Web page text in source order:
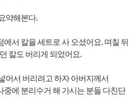
약해본다.
서 칼을 세트로 사 오셨어요. 며칠 뒤
칼도 버리게 되었어요.
어서 버리려고 하자 아버지께서
중에 분리수거 해 가시는 분들 다친단